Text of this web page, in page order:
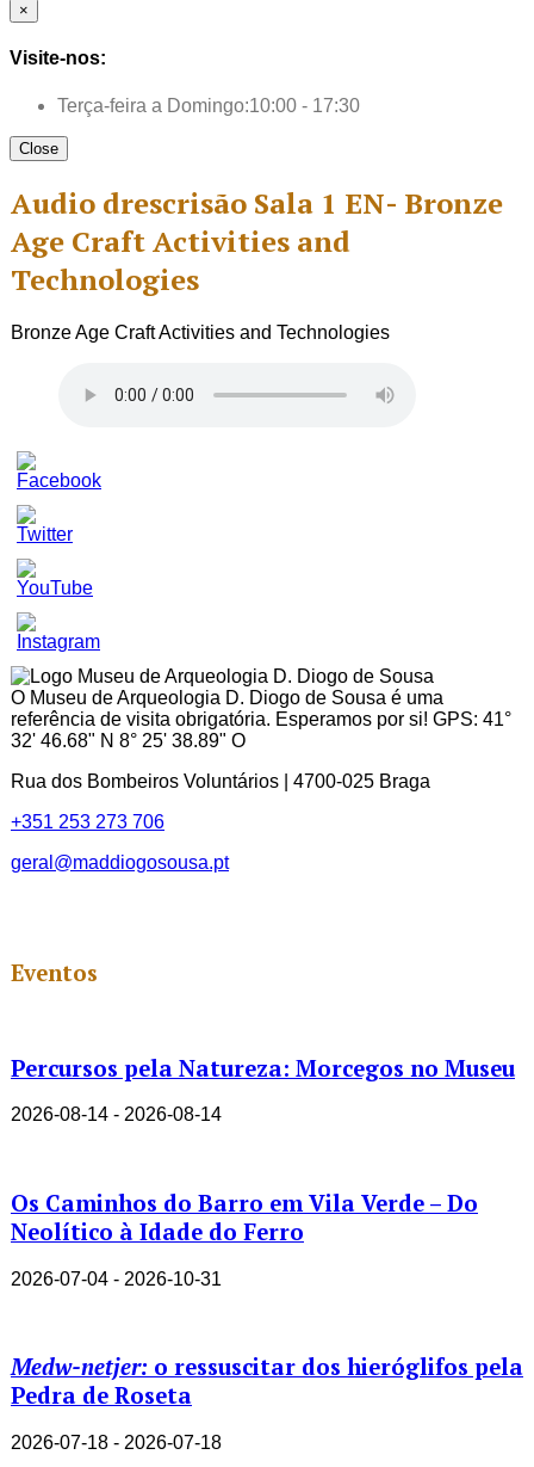
×
Visite-nos:
Terça-feira a Domingo:10:00 - 17:30
Close
Audio drescrisão Sala 1 EN- Bronze
Age Craft Activities and
Technologies
Bronze Age Craft Activities and Technologies
Set
Youtube
Channel
ID
O Museu de Arqueologia D. Diogo de Sousa é uma
referência de visita obrigatória. Esperamos por si! GPS: 41°
32' 46.68" N 8° 25' 38.89" O
Rua dos Bombeiros Voluntários | 4700-025 Braga
+351 253 273 706
geral@maddiogosousa.pt
Eventos
Percursos pela Natureza: Morcegos no Museu
2026-08-14 - 2026-08-14
Os Caminhos do Barro em Vila Verde – Do
Neolítico à Idade do Ferro
2026-07-04 - 2026-10-31
Medw-netjer: o ressuscitar dos hieróglifos pela
Pedra de Roseta
2026-07-18 - 2026-07-18